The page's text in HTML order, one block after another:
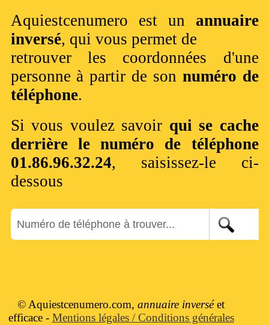
Aquiestcenumero est un annuaire
inversé, qui vous permet de
retrouver les coordonnées d'une
personne à partir de son numéro de
téléphone.
Si vous voulez savoir qui se cache
derrière le numéro de téléphone
01.86.96.32.24, saisissez-le ci-
dessous
© Aquiestcenumero.com,annuaire inverséet
efficace - Mentions légales / Conditions générales